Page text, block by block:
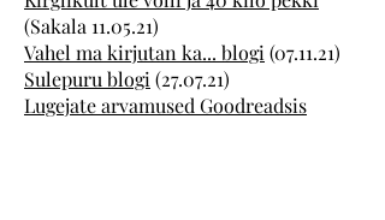
(Sakala 11.05.21)
Vahel ma kirjutan ka... blogi (07.11.21)
Sulepuru blogi (27.07.21)
Lugejate arvamused Goodreadsis